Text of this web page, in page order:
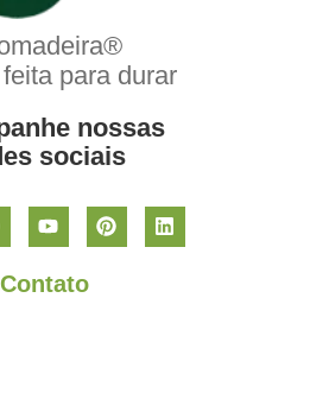
para durar
nossas
sociais
Contato